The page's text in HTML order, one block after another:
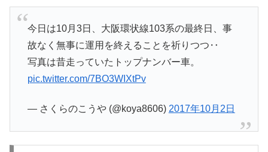
今日は10月3日、大阪環状線103系の最終日、事
故なく無事に運用を終えることを祈りつつ‥
写真は昔走っていたトップナンバー車。
pic.twitter.com/7BO3WIXtPv
— さくらのこうや (@koya8606) 2017年10月2日